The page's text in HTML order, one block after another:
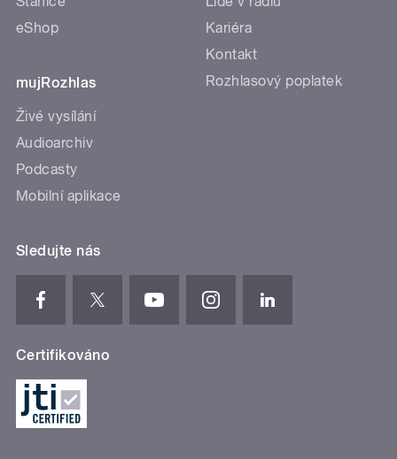
eShop
mujRozhlas
Živé vysílání
Audioarchiv
Podcasty
Mobilní aplikace
Kariéra
Kontakt
Rozhlasový poplatek
Sledujte nás
Certifikováno